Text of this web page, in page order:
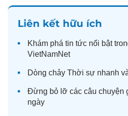
Liên kết hữu ích
Khám phá tin tức nổi bật
VietNamNet
Dòng chảy Thời sự nhanh
Đừng bỏ lỡ các câu chuyện
ngày